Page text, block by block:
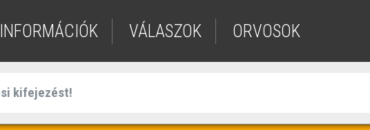
INFORMÁCIÓK VÁLASZOK ORVOSOK